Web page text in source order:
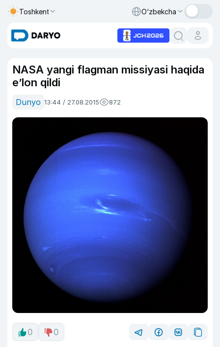
Toshkent O‘zbekcha
NASA yangi flagman missiyasi haqida
e’lon qildi
Dunyo 13:44 / 27.08.2015 872
0 0